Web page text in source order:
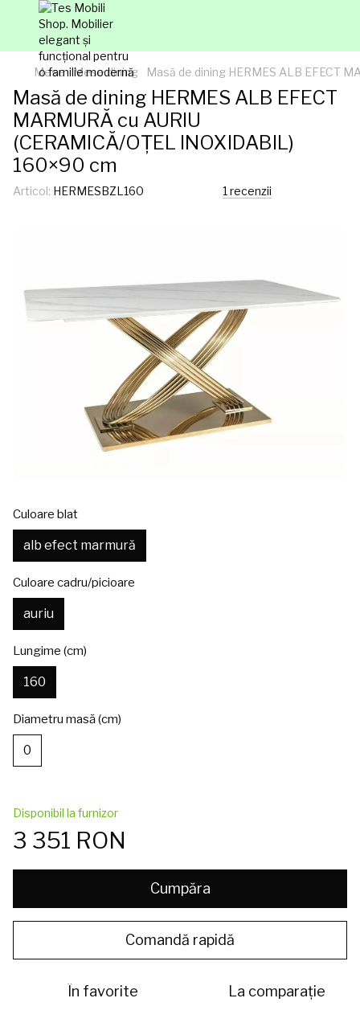
Mese Mese dining Masă de dining HERMES ALB EFECT
Masă de dining HERMES ALB EFECT
MARMURĂ cu AURIU
(CERAMICĂ/OȚEL INOXIDABIL)
160×90 cm
Articol: HERMESBZL160 1 recenzii
Culoare blat
alb efect marmură
Culoare cadru/picioare
auriu
Lungime (cm)
160
Diametru masă (cm)
0
Disponibil la furnizor
3 351 RON
Cumpăra
Comandă rapidă
În favorite La comparație